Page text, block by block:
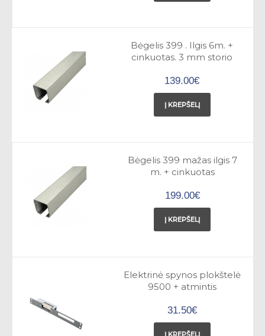
Bėgelis 399 . Ilgis 6m. +
cinkuotas. 3 mm storio
139.00€
Į KREPŠELĮ
Bėgelis 399 mažas ilgis 7
m. + cinkuotas
199.00€
Į KREPŠELĮ
Elektrinė spynos plokštelė
9500 + atmintis
31.50€